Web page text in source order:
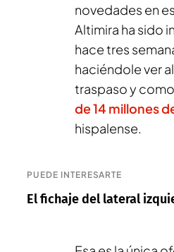
novedades en
Altimira ha sido
hace tres
haciéndole ver
traspaso y
de 14 millones
hispalense.
PUEDE INTERESARTE
El fichaje del lateral